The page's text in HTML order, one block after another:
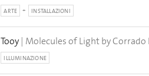
ARTE INSTALLAZIONI
Tooy | Molecules of Light by
ILLUMINAZIONE